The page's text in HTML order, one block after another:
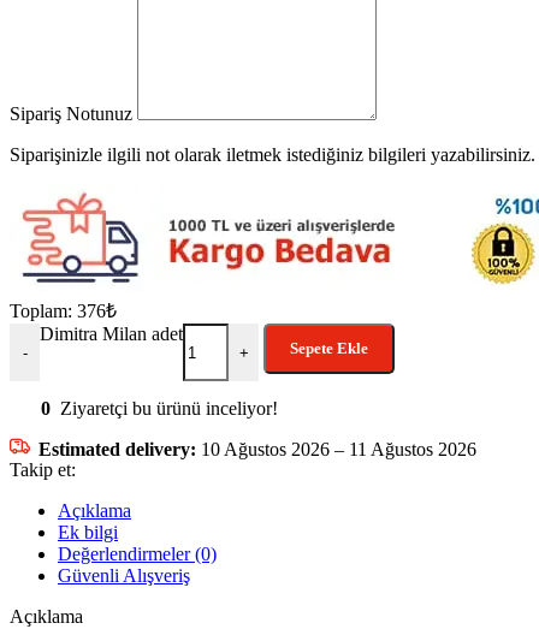
Sipariş Notunuz
Siparişinizle ilgili not olarak iletmek istediğiniz bilgileri yazabilirsiniz.
Toplam: 376₺
-
Dimitra Milan adet
+ Sepete Ekle
0 Ziyaretçi bu ürünü inceliyor!
Estimated delivery: 10 Ağustos 2026 – 11 Ağustos 2026
Takip et:
Açıklama
Ek bilgi
Değerlendirmeler (0)
Güvenli Alışveriş
Açıklama